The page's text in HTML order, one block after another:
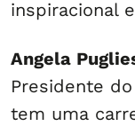
inspiracional
Angela
Presidente do
tem uma